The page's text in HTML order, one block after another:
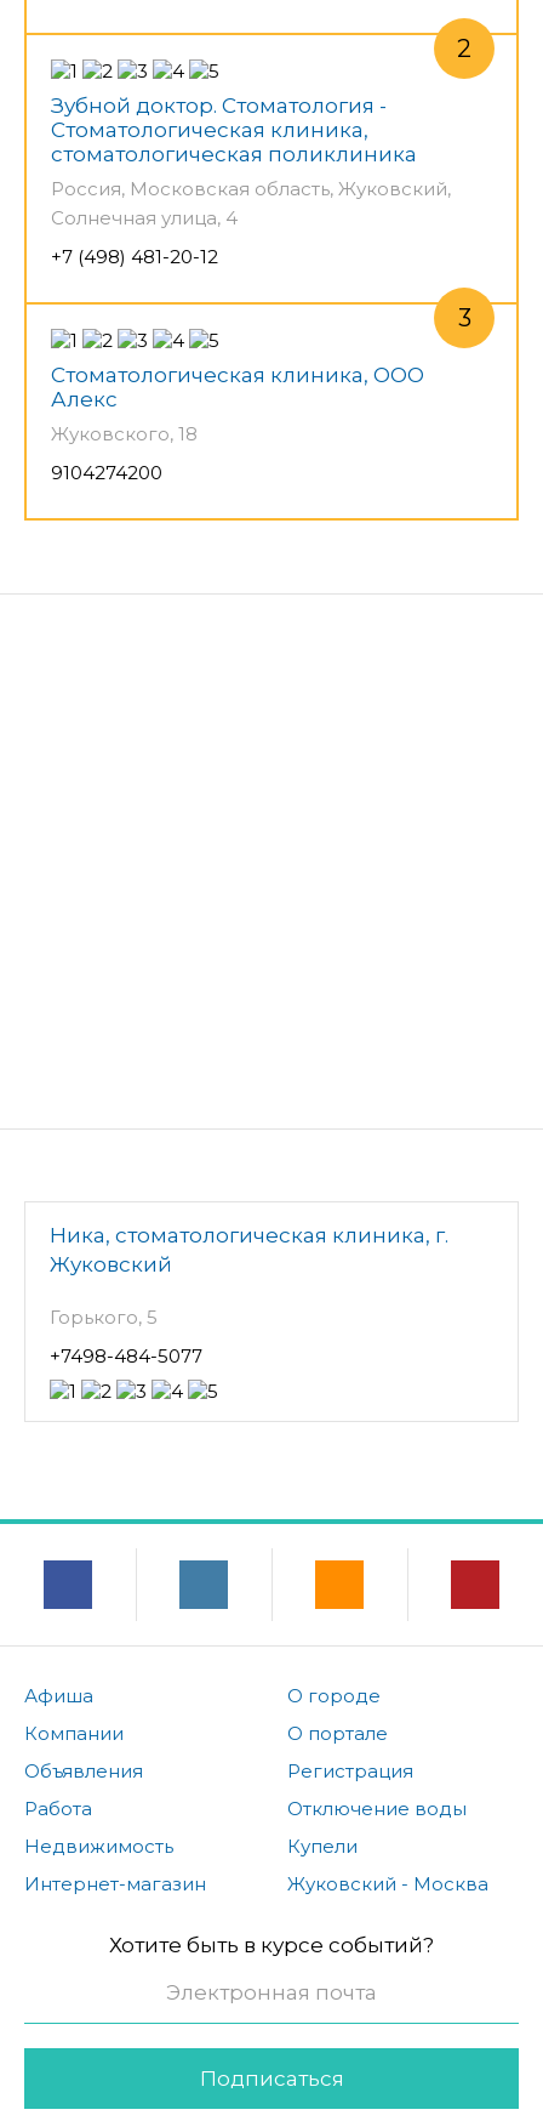
Зубной доктор. Стоматология -
Стоматологическая клиника,
стоматологическая поликлиника
Россия, Московская область, Жуковский,
Солнечная улица, 4
+7 (498) 481-20-12
Стоматологическая клиника, ООО
Алекс
Жуковского, 18
9104274200
Ника, стоматологическая клиника, г.
Жуковский
Горького, 5
+7498-484-5077
Афиша
Компании
Объявления
Работа
Недвижимость
Интернет-магазин
О городе
О портале
Регистрация
Отключение воды
Купели
Жуковский - Москва
Хотите быть в курсе событий?
Подписаться